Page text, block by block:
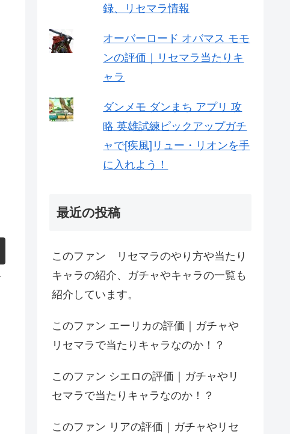
録、リセマラ情報
オーバーロード オバマス モモ
ンの評価｜リセマラ当たりキ
ャラ
ダンメモ ダンまち アプリ 攻
略 英雄試練ピックアップガチ
ャで[疾風]リュー・リオンを手
に入れよう！
最近の投稿
このファン リセマラのやり方や当たり
キャラの紹介、ガチャやキャラの一覧も
紹介しています。
このファン エーリカの評価｜ガチャや
リセマラで当たりキャラなのか！？
このファン シエロの評価｜ガチャやリ
セマラで当たりキャラなのか！？
このファン リアの評価｜ガチャやリセ